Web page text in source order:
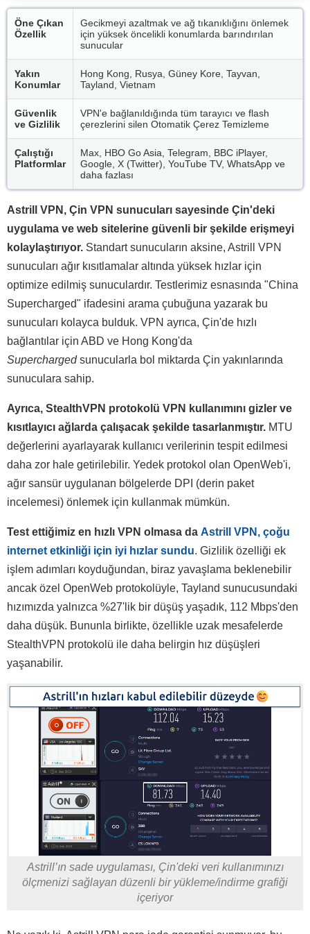
Öne Çıkan
Özellik
Gecikmeyi azaltmak ve ağ tıkanıklığını önlemek
için yüksek öncelikli konumlarda barındırılan
sunucular
Yakın
Konumlar
Hong Kong, Rusya, Güney Kore, Tayvan,
Tayland, Vietnam
Güvenlik
ve Gizlilik
VPN'e bağlanıldığında tüm tarayıcı ve flash
çerezlerini silen Otomatik Çerez Temizleme
Çalıştığı
Platformlar
Max, HBO Go Asia, Telegram, BBC iPlayer,
Google, X (Twitter), YouTube TV, WhatsApp ve
daha fazlası
Astrill VPN, Çin VPN sunucuları sayesinde Çin'deki
uygulama ve web sitelerine güvenli bir şekilde erişmeyi
kolaylaştırıyor. Standart sunucuların aksine, Astrill VPN
sunucuları ağır kısıtlamalar altında yüksek hızlar için
optimize edilmiş sunuculardır. Testlerimiz esnasında "China
Supercharged" ifadesini arama çubuğuna yazarak bu
sunucuları kolayca bulduk. VPN ayrıca, Çin'de hızlı
bağlantılar için ABD ve Hong Kong'da
Superchargedsunucularla bol miktarda Çin yakınlarında
sunuculara sahip.
Ayrıca, StealthVPN protokolü VPN kullanımını gizler ve
kısıtlayıcı ağlarda çalışacak şekilde tasarlanmıştır. MTU
değerlerini ayarlayarak kullanıcı verilerinin tespit edilmesi
daha zor hale getirilebilir. Yedek protokol olan OpenWeb'i,
ağır sansür uygulanan bölgelerde DPI (derin paket
incelemesi) önlemek için kullanmak mümkün.
Test ettiğimiz en hızlı VPN olmasa da Astrill VPN, çoğu
internet etkinliği için iyi hızlar sundu. Gizlilik özelliği ek
işlem adımları koyduğundan, biraz yavaşlama beklenebilir
ancak özel OpenWeb protokolüyle, Tayland sunucusundaki
hızımızda yalnızca %27'lik bir düşüş yaşadık, 112 Mbps'den
daha düşük. Bununla birlikte, özellikle uzak mesafelerde
StealthVPN protokolü ile daha belirgin hız düşüşleri
yaşanabilir.
Astrill’ın sade uygulaması, Çin'deki veri kullanımınızı
ölçmenizi sağlayan düzenli bir yükleme/indirme grafiği
içeriyor